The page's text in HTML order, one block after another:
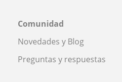
Comunidad
Novedades y Blog
Preguntas y respuestas